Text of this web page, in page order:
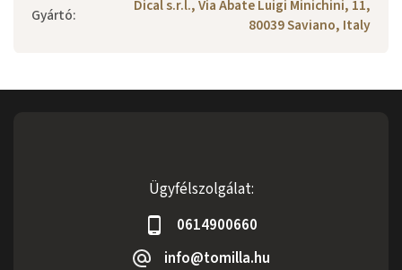
Gyártó:
Dical s.r.l., Via Abate Luigi Minichini, 11,
80039 Saviano, Italy
Ügyfélszolgálat:
0614900660
info@tomilla.hu